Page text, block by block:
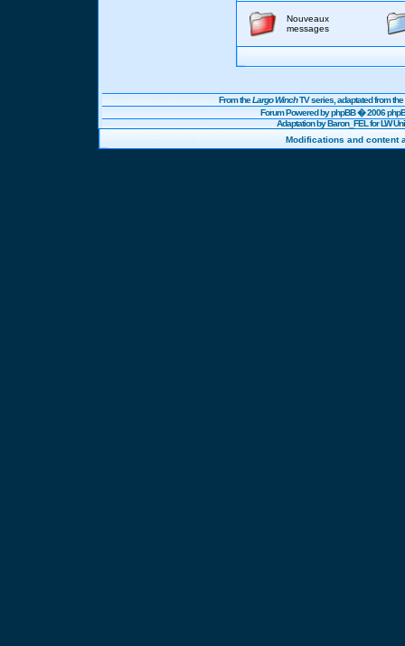
Nouveaux
messages
From theLargo WinchTV series, adaptated from
Forum Powered byphpBB� 2006
Adaptation by Baron_FEL for LW
Modifications and content